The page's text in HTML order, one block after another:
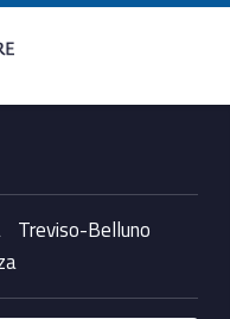
Unioncamere del Veneto
Treviso-Belluno